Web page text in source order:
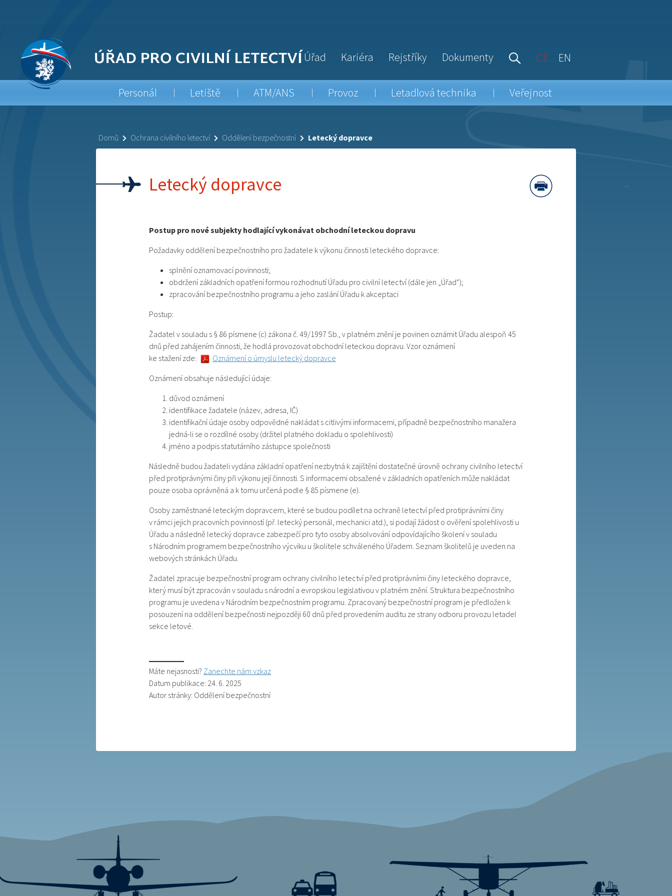
Úřad Kariéra Rejstříky Dokumenty CZ EN
Personál Letiště ATM/ANS Provoz Letadlová technika Veřejnost
Domů Ochrana civilního letectví Oddělení bezpečnostní Letecký dopravce
Letecký dopravce
Postup pro nové subjekty hodlající vykonávat obchodní leteckou dopravu
Požadavky oddělení bezpečnostního pro žadatele k výkonu činnosti leteckého dopravce:
splnění oznamovací povinnosti;
obdržení základních opatření formou rozhodnutí Úřadu pro civilní letectví (dále jen „Úřad“);
zpracování bezpečnostního programu a jeho zaslání Úřadu k akceptaci
Postup:
Žadatel v souladu s § 86 písmene (c) zákona č. 49/1997 Sb., v platném znění je povinen oznámit Úřadu alespoň 45
dnů před zahájením činnosti, že hodlá provozovat obchodní leteckou dopravu. Vzor oznámení
ke stažení zde:
Oznámení o úmyslu letecký dopravce
Oznámení obsahuje následující údaje:
důvod oznámení
identifikace žadatele (název, adresa, IČ)
identifikační údaje osoby odpovědné nakládat s citlivými informacemi, případně bezpečnostního manažera
jedná-li se o rozdílné osoby (držitel platného dokladu o spolehlivosti)
jméno a podpis statutárního zástupce společnosti
Následně budou žadateli vydána základní opatření nezbytná k zajištění dostatečné úrovně ochrany civilního letectví
před protiprávnými činy při výkonu její činnosti. S informacemi obsažené v základních opatřeních může nakládat
pouze osoba oprávněná a k tomu určená podle § 85 písmene (e).
Osoby zaměstnané leteckým dopravcem, které se budou podílet na ochraně letectví před protiprávními činy
v rámci jejich pracovních povinností (př. letecký personál, mechanici atd.), si podají žádost o ověření spolehlivosti u
Úřadu a následně letecký dopravce zabezpečí pro tyto osoby absolvování odpovídajícího školení v souladu
s Národním programem bezpečnostního výcviku u školitele schváleného Úřadem. Seznam školitelů je uveden na
webových stránkách Úřadu.
Žadatel zpracuje bezpečnostní program ochrany civilního letectví před protiprávními činy leteckého dopravce,
který musí být zpracován v souladu s národní a evropskou legislativou v platném znění. Struktura bezpečnostního
programu je uvedena v Národním bezpečnostním programu. Zpracovaný bezpečnostní program je předložen k
posouzení na oddělení bezpečnosti nejpozději 60 dnů před provedením auditu ze strany odboru provozu letadel
sekce letové.
Máte nejasnosti? Zanechte nám vzkaz
Datum publikace: 24. 6. 2025
Autor stránky: Oddělení bezpečnostní